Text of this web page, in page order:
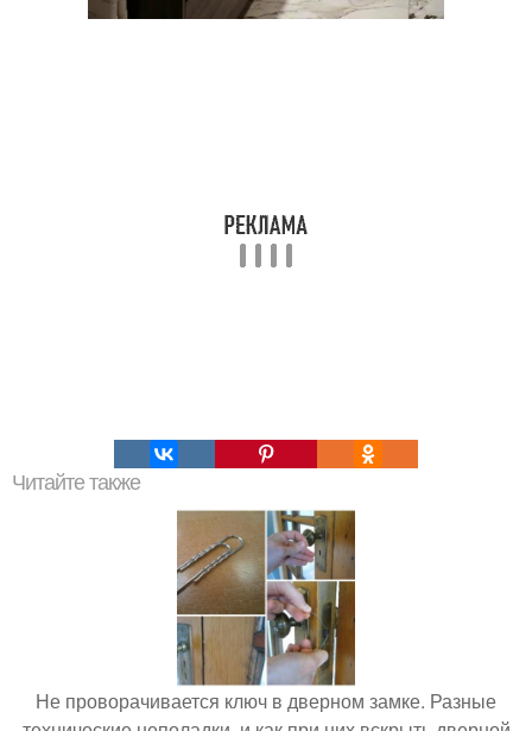
Читайте также
Не проворачивается ключ в дверном замке. Разные